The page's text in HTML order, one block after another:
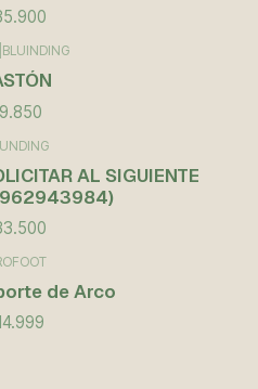
BLUINDING
AL SIGUIENTE
962943984)
de Arco